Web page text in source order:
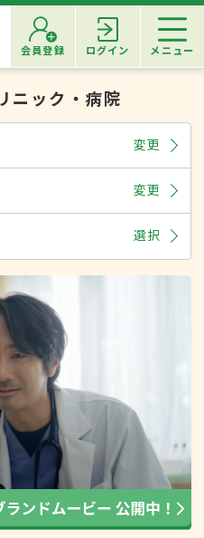
会員登録 ログイン メニュー
ニック・病院
変更
変更
選択